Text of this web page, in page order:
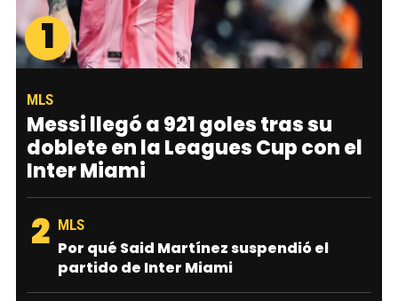
1
MLS
Messi llegó a 921 goles tras su
doblete en la Leagues Cup con el
Inter Miami
2 MLS
Por qué Said Martínez suspendió el
partido de Inter Miami